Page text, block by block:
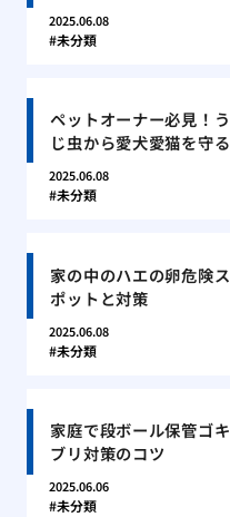
2025.06.08
未分類
ペットオーナー必見！う
じ虫から愛犬愛猫を守る
2025.06.08
未分類
家の中のハエの卵危険ス
ポットと対策
2025.06.08
未分類
家庭で段ボール保管ゴキ
ブリ対策のコツ
2025.06.06
未分類